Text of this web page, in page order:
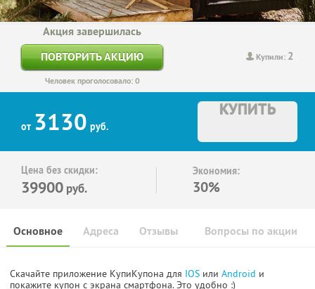
Купили: 2
Акция завершилась
ПОВТОРИТЬ АКЦИЮ
Человек проголосовало: 0
от 3130 руб.
КУПИТЬ
Цена без скидки:
39900 руб.
Экономия:
30%
Основное Отзывы Вопросы по акции
Адреса
Скачайте приложение КупиКупона для IOS или Android и
покажите купон с экрана смартфона. Это удобно :)